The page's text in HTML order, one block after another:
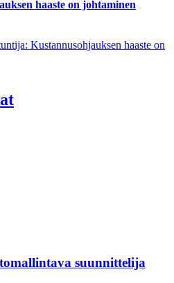
haaste on johtaminen
Kustannusohjauksen haaste on
suunnittelija